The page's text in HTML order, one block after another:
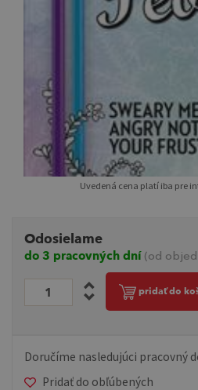
Uvedená cena platí iba pre
Odosielame
do 3 pracovných dní (od
pridať do
Doručíme nasledujúci pracovný
Pridať do obľúbených